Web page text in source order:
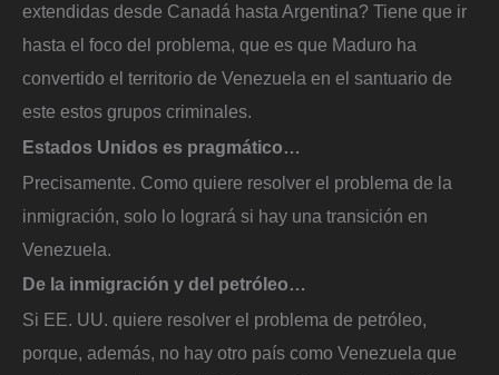
extendidas desde Canadá hasta Argentina? Tiene que ir
hasta el foco del problema, que es que Maduro ha
convertido el territorio de Venezuela en el santuario de
este estos grupos criminales.
Estados Unidos es pragmático…
Precisamente. Como quiere resolver el problema de la
inmigración, solo lo logrará si hay una transición en
Venezuela.
De la inmigración y del petróleo…
Si EE. UU. quiere resolver el problema de petróleo,
porque, además, no hay otro país como Venezuela que